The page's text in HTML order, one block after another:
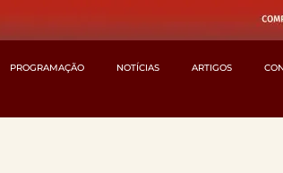
PROGRAMAÇÃO NOTÍCIAS ARTIGOS